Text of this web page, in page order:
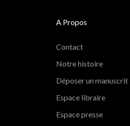
A Propos
Contact
Notre histoire
Déposer un manuscrit
Espace libraire
Espace presse